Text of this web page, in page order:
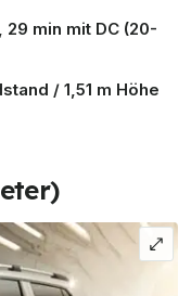
29 min mit DC (20-
/ 1,51 m Höhe